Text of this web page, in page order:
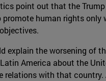
point out that the
human rights only
explain the worsening of
America about the
relations with that